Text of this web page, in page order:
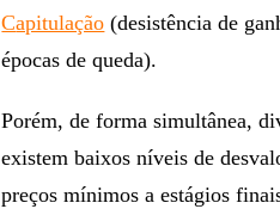
Capitulação (desistência de
épocas de queda).
Porém, de forma simultânea,
existem baixos níveis de
preços mínimos a estágios